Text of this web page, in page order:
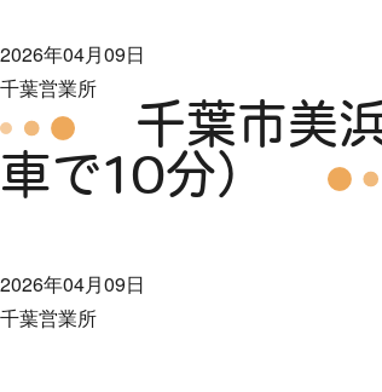
2026年04月09日
千葉営業所
千葉市美
車で10分）
2026年04月09日
千葉営業所